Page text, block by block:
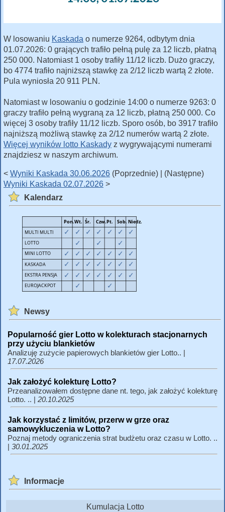
W losowaniu Kaskada o numerze 9264, odbytym dnia
01.07.2026: 0 grających trafiło pełną pulę za 12 liczb, płatną
250 000. Natomiast 1 osoby trafiły 11/12 liczb. Dużo graczy,
bo 4774 trafiło najniższą stawkę za 2/12 liczb wartą 2 złote.
Pula wyniosła 20 911 PLN.
Natomiast w losowaniu o godzinie 14:00 o numerze 9263: 0
graczy trafiło pełną wygraną za 12 liczb, płatną 250 000. Co
więcej 3 osoby trafiły 11/12 liczb. Sporo osób, bo 3917 trafiło
najniższą możliwą stawkę za 2/12 numerów wartą 2 złote.
Więcej wyników lotto Kaskady z wygrywającymi numerami
znajdziesz w naszym archiwum.
< Wyniki Kaskada 30.06.2026 (Poprzednie) | (Następne)
Wyniki Kaskada 02.07.2026 >
Kalendarz
Newsy
Popularność gier Lotto w kolekturach stacjonarnych
przy użyciu blankietów
Analizuję zużycie papierowych blankietów gier Lotto.. |
17.07.2026
Jak założyć kolekturę Lotto?
Przeanalizowałem dostępne dane nt. tego, jak założyć kolekturę
Lotto. .. | 20.10.2025
Jak korzystać z limitów, przerw w grze oraz
samowykluczenia w Lotto?
Poznaj metody ograniczenia strat budżetu oraz czasu w Lotto. ..
| 30.01.2025
Informacje
Kumulacja Lotto